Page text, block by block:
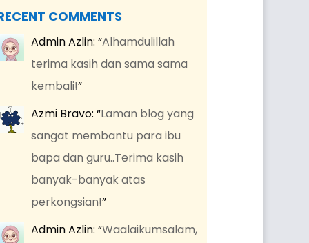
COMMENTS
Admin Azlin: “Alhamdulillah
terima kasih dan sama sama
kembali!”
Azmi Bravo: “Laman blog yang
sangat membantu para ibu
bapa dan guru..Terima kasih
banyak-banyak atas
perkongsian!”
Admin Azlin: “Waalaikumsalam,